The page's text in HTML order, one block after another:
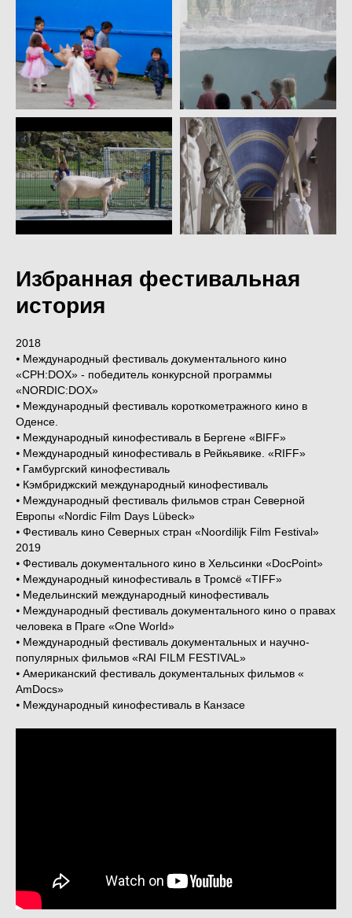
Избранная фестивальная
история
2018
⦁ Международный фестиваль документального кино
«CPH:DOX» - победитель конкурсной программы
«NORDIC:DOX»
⦁ Международный фестиваль короткометражного кино в
Оденсе.
⦁ Международный кинофестиваль в Бергене «BIFF»
⦁ Международный кинофестиваль в Рейкьявике. «RIFF»
⦁ Гамбургский кинофестиваль
⦁ Кэмбриджский международный кинофестиваль
⦁ Международный фестиваль фильмов стран Северной
Европы «Nordic Film Days Lübeck»
⦁ Фестиваль кино Северных стран «Noordilijk Film Festival»
2019
⦁ Фестиваль документального кино в Хельсинки «DocPoint»
⦁ Международный кинофестиваль в Тромсё «TIFF»
⦁ Медельинский международный кинофестиваль
⦁ Международный фестиваль документального кино о правах
человека в Праге «One World»
⦁ Международный фестиваль документальных и научно-
популярных фильмов «RAI FILM FESTIVAL»
⦁ Американский фестиваль документальных фильмов «
AmDocs»
⦁ Международный кинофестиваль в Канзасе